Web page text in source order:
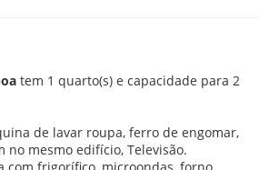
tem 1 quarto(s) e capacidade para 2
de lavar roupa, ferro de engomar,
no mesmo edifício, Televisão.